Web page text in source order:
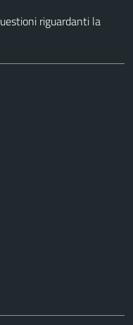
riguardanti la